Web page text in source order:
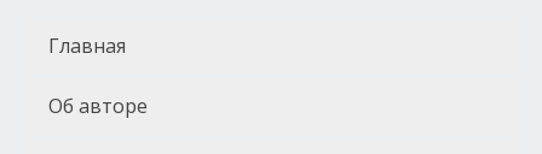
Главная
Об авторе